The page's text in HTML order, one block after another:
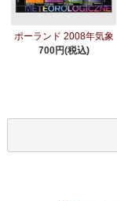
ポーランド 2008年気象
700円(税込)